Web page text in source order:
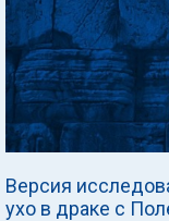
Версия
ухо в драке с